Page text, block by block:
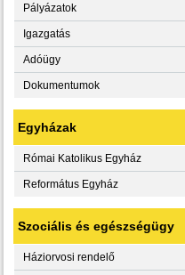
Pályázatok
Igazgatás
Adóügy
Dokumentumok
Egyházak
Római Katolikus Egyház
Református Egyház
Szociális és egészségügy
Háziorvosi rendelő